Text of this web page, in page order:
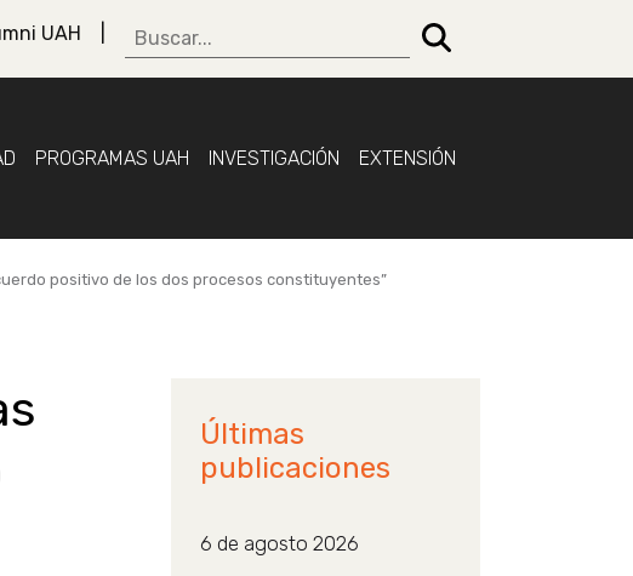
UAH
PROGRAMAS UAH INVESTIGACIÓN EXTENSIÓN
positivo de los dos procesos constituyentes”
Últimas
publicaciones
6 de agosto 2026